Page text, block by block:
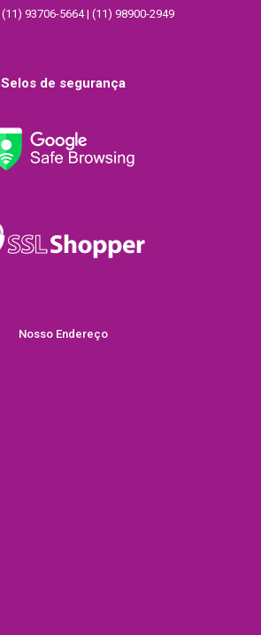
(11) 93706-5664 | (11) 98900-2949
Selos de segurança
Nosso Endereço